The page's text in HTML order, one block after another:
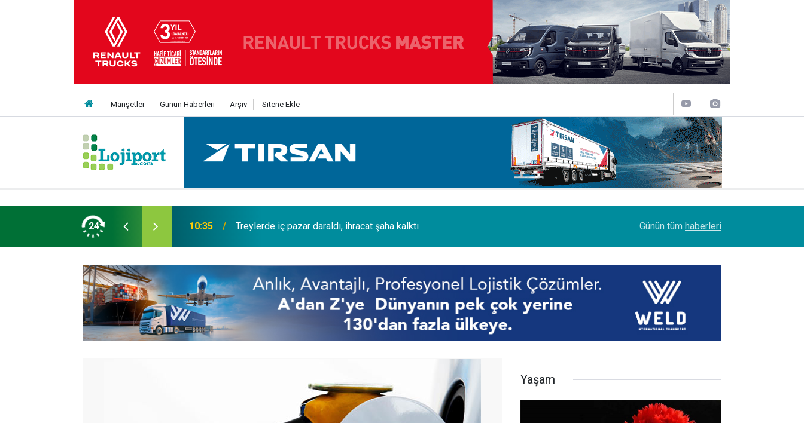
Manşetler Günün Haberleri Arşiv Sitene Ekle
24
Nesil Kabin Projesi’nde birleşecek 10:35 Treylerde iç pazar daraldı, ihracat şaha kalktı Her biri 120 tonluk 3 Boeing 777, kamyonlarla
Günün tüm haberleri
Yaşam